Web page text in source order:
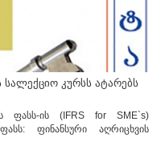
სალექციო კურსს ატარებს
ფასს-ის (IFRS for SME`s)
ფინანსური აღრიცხვის